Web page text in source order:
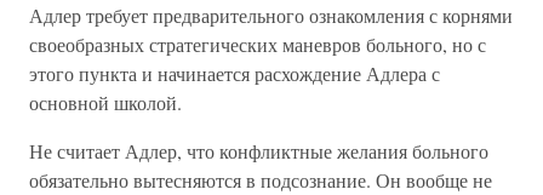
Адлер требует предварительного ознакомления с корнями
своеобразных стратегических маневров больного, но с
этого пункта и начинается расхождение Адлера с
основной школой.
Не считает Адлер, что конфликтные желания больного
обязательно вытесняются в подсознание. Он вообще не